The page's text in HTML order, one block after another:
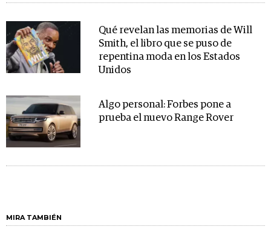
Qué revelan las memorias de Will
Smith, el libro que se puso de
repentina moda en los Estados
Unidos
Algo personal: Forbes pone a
prueba el nuevo Range Rover
MIRA TAMBIÉN